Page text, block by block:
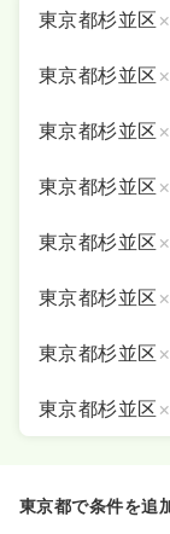
気
救急外来正看
2交代（常勤）
※経験4年の例
年間休日120日
東京都杉並区 ×
東京都杉並区 ×
東京都杉並区
東京都杉並区
東京都杉並区 ×
東京都杉並区
東京都杉並区
東京都杉並区 ×
東京都で条件を追